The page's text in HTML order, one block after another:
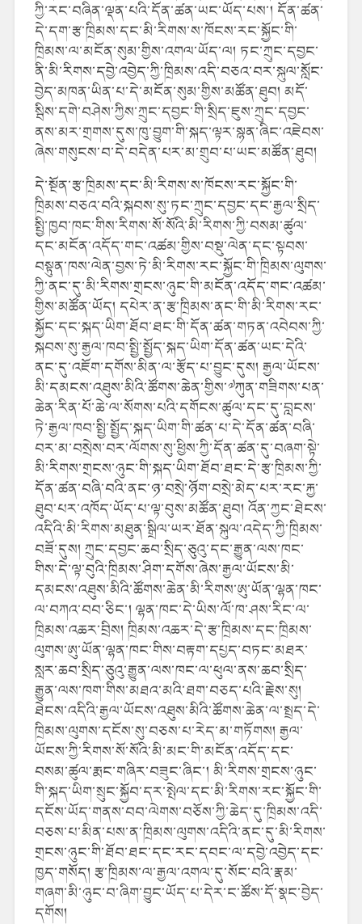
ཀྱི་རང་བཞིན་ལྡན་པའི་དོན་ཚན་ཡང་ཡོད་པས་། དོན་ཚན་
དེ་དག་རྩ་ཁྲིམས་དང་མི་རིགས་ས་ཁོངས་རང་སྐྱོང་གི་
ཁྲིམས་ལ་མངོན་སུམ་གྱིས་འགལ་ཡོད་ལ། ཏང་ཀྲུང་དབྱང་
ནི་མི་རིགས་དབྱེ་འབྱེད་ཀྱི་ཁྲིམས་འདི་བཅའ་བར་སྐུལ་སློང་
བྱེད་མཁན་ཡིན་པ་དེ་མངོན་སུམ་གྱིས་མཚོན་ཐུབ། མདོ་
སྦིས་དགེ་བཤེས་ཀྱིས་ཀྲུང་དབྱང་གི་སྲིད་ཇུས་ཀྲུང་དབྱང་
ནས་མར་གྲགས་དུས་ཁུ་བྱུག་གི་སྐད་ལྟར་སྙན་ཞིང་འཇེབས་
ཞེས་གསུངས་བ་དེ་བདེན་པར་མ་གྲུབ་པ་ཡང་མཚོན་ཐུབ།
དེ་སྔོན་རྩ་ཁྲིམས་དང་མི་རིགས་ས་ཁོངས་རང་སྐྱོང་གི་
ཁྲིམས་བཅའ་བའི་སྐབས་སུ་ཏང་ཀྲུང་དབྱང་དང་རྒྱལ་སྲིད་
སྤྱི་ཁྱབ་ཁང་གིས་རིགས་སོ་སོའི་མི་རིགས་ཀྱི་བསམ་ཚུལ་
དང་མངོན་འདོད་གང་འཚམ་གྱིས་བསྡུ་ལེན་དང་སྟབས་
བསྟུན་ཁས་ལེན་བྱས་ཏེ་མི་རིགས་རང་སྐྱོང་གི་ཁྲིམས་ལུགས་
ཀྱི་ནང་དུ་མི་རིགས་གྲངས་ཉུང་གི་མངོན་འདོད་གང་འཚམ་
གྱིས་མཚོན་ཡོད། དཔེར་ན་རྩ་ཁྲིམས་ནང་གི་མི་རིགས་རང་
སྐྱོང་དང་སྐད་ཡིག་ཐོབ་ཐང་གི་དོན་ཚན་གཏན་འབེབས་ཀྱི་
སྐབས་སུ་རྒྱལ་ཁབ་སྤྱི་སྤྱོད་སྐད་ཡིག་དོན་ཚན་ཡང་དེའི་
ནང་དུ་འཇོག་དགོས་མིན་ལ་རྩོད་པ་བྱུང་དུས། རྒྱལ་ཡོངས་
མི་དམངས་འཐུས་མིའི་ཚོགས་ཆེན་གྱིས་༧ཀུན་གཟིགས་པན་
ཆེན་རིན་པོ་ཆེ་ལ་སོགས་པའི་དགོངས་ཚུལ་དང་དུ་བླངས་
ཏེ་རྒྱལ་ཁབ་སྤྱི་སྤྱོད་སྐད་ཡིག་གི་ཚན་པ་དེ་དོན་ཚན་བཞི་
བར་མ་བསྲེས་བར་ལོགས་སུ་ཕྱིས་ཀྱི་དོན་ཚན་དུ་བཞག་སྟེ་
མི་རིགས་གྲངས་ཉུང་གི་སྐད་ཡིག་ཐོབ་ཐང་དེ་རྩ་ཁྲིམས་ཀྱི་
དོན་ཚན་བཞི་བའི་ནང་ཉ་བསྲེ་ཉོག་བསྲེ་མེད་པར་རང་རྐྱ་
ཐུབ་པར་འཁོད་ཡོད་པ་ལྟ་བུས་མཚོན་ཐུབ། འོན་ཀྱང་ཐེངས་
འདིའི་མི་རིགས་མཐུན་སྒྲིལ་ཡར་ཐོན་སྐུལ་འདེད་ཀྱི་ཁྲིམས་
བཟོ་དུས། ཀྲུང་དབྱང་ཆབ་སྲིད་ཅུའུ་དང་རྒྱུན་ལས་ཁང་
གིས་དེ་ལྟ་བུའི་ཁྲིམས་ཤིག་དགོས་ཞེས་རྒྱལ་ཡོངས་མི་
དམངས་འཐུས་མིའི་ཚོགས་ཆེན་མི་རིགས་ཨུ་ཡོན་ལྷན་ཁང་
ལ་བཀའ་བབ་ཅིང་། ལྷན་ཁང་དེ་ཡིས་ལོ་ཁ་ཤས་རིང་ལ་
ཁྲིམས་འཆར་བྲིས། ཁྲིམས་འཆར་དེ་རྩ་ཁྲིམས་དང་ཁྲིམས་
ལུགས་ཨུ་ཡོན་ལྷན་ཁང་གིས་བརྟག་དཔྱད་བཏང་མཐར་
སླར་ཆབ་སྲིད་ཅུའུ་རྒྱུན་ལས་ཁང་ལ་ཕུལ་ནས་ཆབ་སྲིད་
རྒྱུན་ལས་ཁག་གིས་མཐའ་མའི་ཐག་བཅད་པའི་རྗེས་སུ།
ཐེངས་འདིའི་རྒྱལ་ཡོངས་འཐུས་མིའི་ཚོགས་ཆེན་ལ་སྤྲད་དེ་
ཁྲིམས་ལུགས་དངོས་སུ་བཅས་པ་རེད་མ་གཏོགས། རྒྱལ་
ཡོངས་ཀྱི་རིགས་སོ་སོའི་མི་མང་གི་མངོན་འདོད་དང་
བསམ་ཚུལ་རྨང་གཞིར་བཟུང་ཞིང་། མི་རིགས་གྲངས་ཉུང་
གི་སྐད་ཡིག་སྲུང་སྐྱོབ་དར་སྤེལ་དང་མི་རིགས་རང་སྐྱོང་གི་
དངོས་ཡོད་གནས་བབ་ལེགས་བཅོས་ཀྱི་ཆེད་དུ་ཁྲིམས་འདི་
བཅས་པ་མིན་པས་ན་ཁྲིམས་ལུགས་འདིའི་ནང་དུ་མི་རིགས་
གྲངས་ཉུང་གི་ཐོབ་ཐང་དང་རང་དབང་ལ་དབྱེ་འབྱེད་དང་
ཁྱད་གསོད། རྩ་ཁྲིམས་ལ་རྒྱལ་འགལ་དུ་སོང་བའི་རྣམ་
གཞག་མི་ཉུང་བ་ཞིག་བྱུང་ཡོད་པ་དེར་ང་ཚོས་དོ་སྣང་བྱེད་
དགོས།